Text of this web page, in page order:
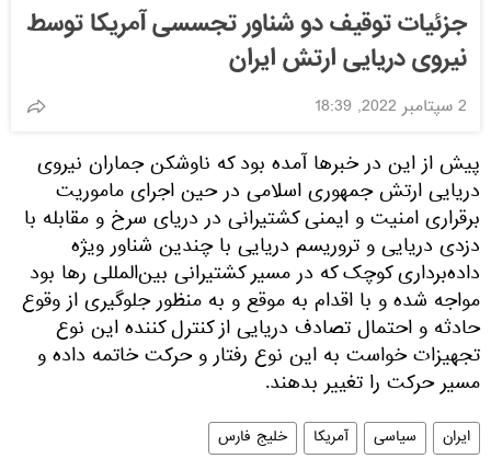
جزئیات توقیف دو شناور تجسسی آمریکا توسط
نیروی دریایی ارتش ایران
2 سپتامبر 2022, 18:39
پیش از این در خبرها آمده بود که ناوشکن جماران نیروی
دریایی ارتش جمهوری اسلامی در حین اجرای ماموریت
برقراری امنیت و ایمنی کشتیرانی در دریای سرخ و مقابله با
دزدی دریایی و تروریسم دریایی با چندین شناور ویژه
داده‌برداری کوچک که در مسیر کشتیرانی بین‌المللی رها بود
مواجه شده و با اقدام به موقع و به منظور جلوگیری از وقوع
حادثه و احتمال تصادف دریایی از کنترل کننده این نوع
تجهیزات خواست به این نوع رفتار و حرکت خاتمه داده و
مسیر حرکت را تغییر بدهند.
ایران سیاسی آمریکا خلیج فارس